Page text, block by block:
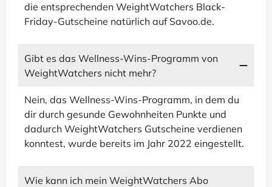
die entsprechenden WeightWatchers Black-
Friday-Gutscheine natürlich auf Savoo.de.
Gibt es das Wellness-Wins-Programm von
WeightWatchers nicht mehr?
Nein, das Wellness-Wins-Programm, in dem du
dir durch gesunde Gewohnheiten Punkte und
dadurch WeightWatchers Gutscheine verdienen
konntest, wurde bereits im Jahr 2022 eingestellt.
Wie kann ich mein WeightWatchers Abo